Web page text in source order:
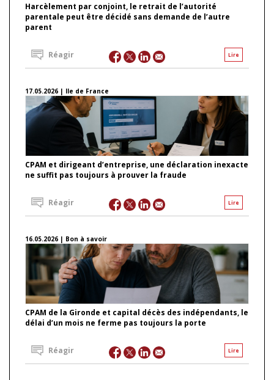
Harcèlement par conjoint, le retrait de l’autorité
parentale peut être décidé sans demande de l’autre
parent
Lire
Réagir
17.05.2026 | Ile de France
CPAM et dirigeant d’entreprise, une déclaration inexacte
ne suffit pas toujours à prouver la fraude
Lire
Réagir
16.05.2026 | Bon à savoir
CPAM de la Gironde et capital décès des indépendants, le
délai d’un mois ne ferme pas toujours la porte
Lire
Réagir